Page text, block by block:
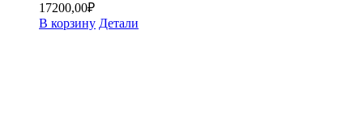
17200,00₽
В корзину Детали